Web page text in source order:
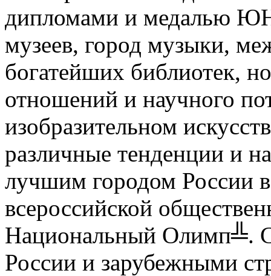
дипломами и медалью
музеев, город музыки,
богатейших библиотек,
отношений и научного
изобразительном
различные тенденции и
лучшим городом России в
всероссийской
Национальный Олимп╩.
России и зарубежными